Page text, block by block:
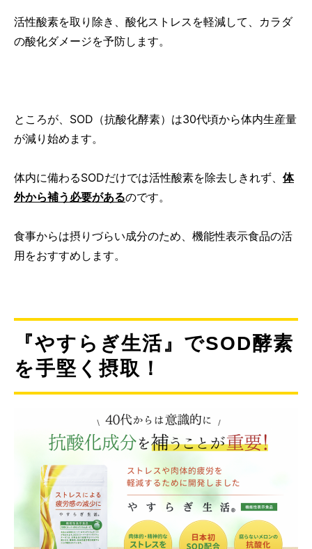
活性酸素を取り除き、酸化ストレスを軽減して、カラダ
の酸化ダメージを予防します。
ところが、SOD（抗酸化酵素）は30代頃から体内生産量
が減り始めます。
体内に備わるSODだけでは活性酸素を除去しきれず、 体
外から補う必要があるのです。
食事からは摂りづらい成分のため、機能性表示食品の活
用をおすすめします。
『やすらぎ生活』でSOD酵素
を手堅く摂取！